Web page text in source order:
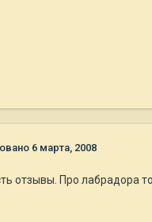
6 марта, 2008
отзывы. Про лабрадора